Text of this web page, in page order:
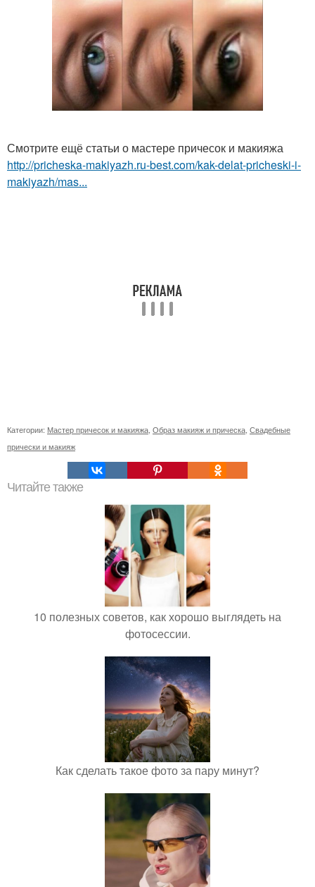
Смотрите ещё статьи о мастере причесок и макияжа
http://pricheska-makiyazh.ru-best.com/kak-delat-pricheski-i-
makiyazh/mas...
Категории: Мастер причесок и макияжа Образ макияж и прическа Свадебные
прически и макияж
Читайте также
10 полезных советов, как хорошо выглядеть на
фотосессии.
Как сделать такое фото за пару минут?